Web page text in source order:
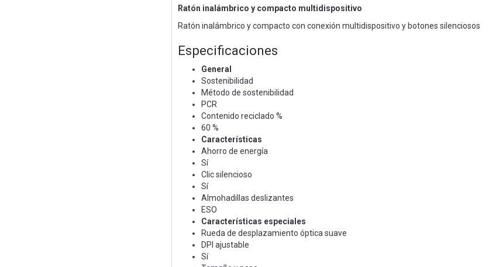
Ratón inalámbrico y compacto multidispositivo
Ratón inalámbrico y compacto con conexión multidispositivo y botones silenciosos
Especificaciones
General
Sostenibilidad
Método de sostenibilidad
PCR
Contenido reciclado %
60 %
Características
Ahorro de energía
Sí
Clic silencioso
Sí
Almohadillas deslizantes
ESO
Características especiales
Rueda de desplazamiento óptica suave
DPI ajustable
Sí